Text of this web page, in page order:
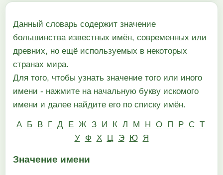
Данный словарь содержит значение
большинства известных имён, современных или
древних, но ещё используемых в некоторых
странах мира.
Для того, чтобы узнать значение того или иного
имени - нажмите на начальную букву искомого
имени и далее найдите его по списку имён.
А Б В Г Д Е Ж З И К Л М Н О П Р С Т
У
Ф Х Ц Э Ю Я
Значение имени